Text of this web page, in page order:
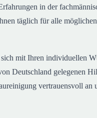
in der
täglich für alle
sich mit Ihren individuellen
Deutschland gelegenen
vertrauensvoll an